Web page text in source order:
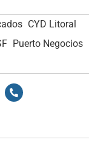
CYD Litoral
Puerto Negocios